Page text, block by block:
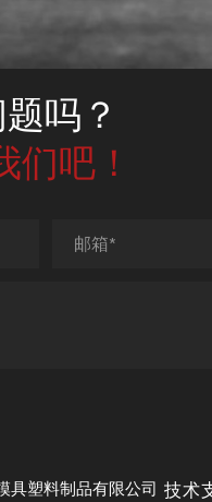
心等模具
你们公
管理人员
你们
首先，我
然后，我
彩、高精
模或增加
吗？
们吧！
塑料制品有限公司 技术